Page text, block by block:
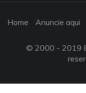
Home Anuncie aqui
© 2000 - 2019